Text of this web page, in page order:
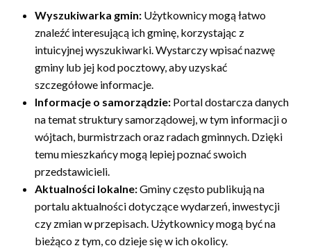
Wyszukiwarka gmin: Użytkownicy mogą łatwo
znaleźć interesującą ich gminę, korzystając z
intuicyjnej wyszukiwarki. Wystarczy wpisać nazwę
gminy lub jej kod pocztowy, aby uzyskać
szczegółowe informacje.
Informacje o samorządzie: Portal dostarcza danych
na temat struktury samorządowej, w tym informacji o
wójtach, burmistrzach oraz radach gminnych. Dzięki
temu mieszkańcy mogą lepiej poznać swoich
przedstawicieli.
Aktualności lokalne:Gminy często publikują na
portalu aktualności dotyczące wydarzeń, inwestycji
czy zmian w przepisach. Użytkownicy mogą być na
bieżąco z tym, co dzieje się w ich okolicy.